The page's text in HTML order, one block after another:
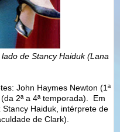
de Stancy Haiduk (Lana
John Haymes Newton (1ª
2ª a 4ª temporada). Em
Haiduk, intérprete de
de Clark).